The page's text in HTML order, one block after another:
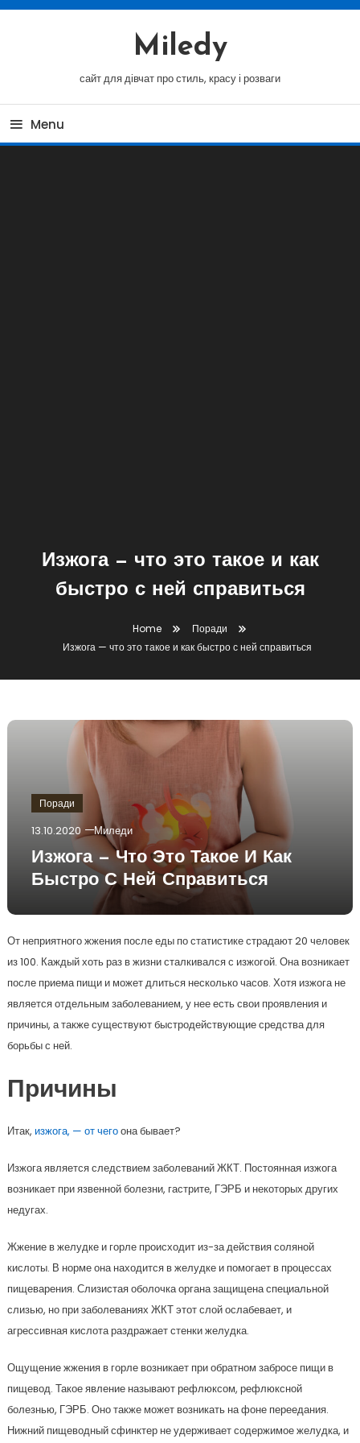
Skip
Miledy
сайт для дівчат про стиль, красу і розваги
Menu
Изжога — что это такое и как
быстро с ней справиться
Home
Поради
Изжога — что это такое и как быстро с ней справиться
Поради
13.10.2020 Миледи
Изжога — Что Это Такое И Как
Быстро С Ней Справиться
От неприятного жжения после еды по статистике страдают 20 человек
из 100. Каждый хоть раз в жизни сталкивался с изжогой. Она возникает
после приема пищи и может длиться несколько часов. Хотя изжога не
является отдельным заболеванием, у нее есть свои проявления и
причины, а также существуют быстродействующие средства для
борьбы с ней.
Причины
Итак, изжога, — от чегоона бывает?
Изжога является следствием заболеваний ЖКТ. Постоянная изжога
возникает при язвенной болезни, гастрите, ГЭРБ и некоторых других
недугах.
Жжение в желудке и горле происходит из-за действия соляной
кислоты. В норме она находится в желудке и помогает в процессах
пищеварения. Слизистая оболочка органа защищена специальной
слизью, но при заболеваниях ЖКТ этот слой ослабевает, и
агрессивная кислота раздражает стенки желудка.
Ощущение жжения в горле возникает при обратном забросе пищи в
пищевод. Такое явление называют рефлюксом, рефлюксной
болезнью, ГЭРБ. Оно также может возникать на фоне переедания.
Нижний пищеводный сфинктер не удерживает содержимое желудка, и